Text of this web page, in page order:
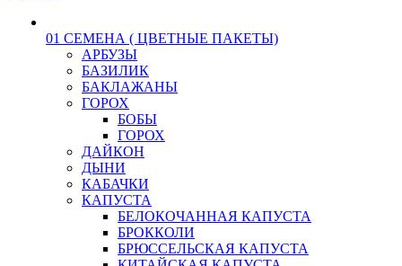
01 СЕМЕНА ( ЦВЕТНЫЕ ПАКЕТЫ)
АРБУЗЫ
БАЗИЛИК
БАКЛАЖАНЫ
ГОРОХ
БОБЫ
ГОРОХ
ДАЙКОН
ДЫНИ
КАБАЧКИ
КАПУСТА
БЕЛОКОЧАННАЯ КАПУСТА
БРОККОЛИ
БРЮССЕЛЬСКАЯ КАПУСТА